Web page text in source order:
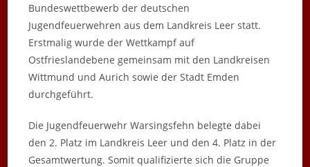
Bundeswettbewerb der deutschen
Jugendfeuerwehren aus dem Landkreis Leer statt.
Erstmalig wurde der Wettkampf auf
Ostfrieslandebene gemeinsam mit den Landkreisen
Wittmund und Aurich sowie der Stadt Emden
durchgeführt.
Die Jugendfeuerwehr Warsingsfehn belegte dabei
den 2. Platz im Landkreis Leer und den 4. Platz in der
Gesamtwertung. Somit qualifizierte sich die Gruppe